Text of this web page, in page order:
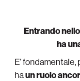
Entrando
ha
E’
haun ruolo